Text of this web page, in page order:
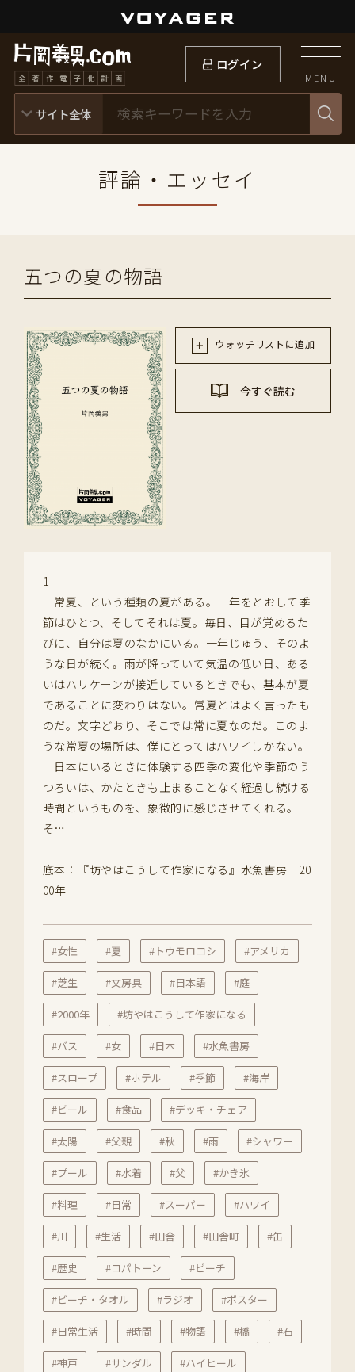
ログイン
MENU
評論・エッセイ
五つの夏の物語
ウォッチリストに追加
今すぐ読む
1
常夏、という種類の夏がある。一年をとおして季
節はひとつ、そしてそれは夏。毎日、目が覚めるた
びに、自分は夏のなかにいる。一年じゅう、そのよ
うな日が続く。雨が降っていて気温の低い日、ある
いはハリケーンが接近しているときでも、基本が夏
であることに変わりはない。常夏とはよく言ったも
のだ。文字どおり、そこでは常に夏なのだ。このよ
うな常夏の場所は、僕にとってはハワイしかない。
日本にいるときに体験する四季の変化や季節のう
つろいは、かたときも止まることなく経過し続ける
時間というものを、象徴的に感じさせてくれる。
そ…
底本：『坊やはこうして作家になる』水魚書房 20
00年
#女性 #夏 #トウモロコシ #アメリカ
#芝生 #文房具 #日本語 #庭
#2000年 #坊やはこうして作家になる
#バス #女 #日本 #水魚書房
#スロープ #ホテル #季節 #海岸
#ビール #食品 #デッキ・チェア
#太陽 #父親 #秋 #雨 #シャワー
#プール #水着 #父 #かき氷
#料理 #日常 #スーパー #ハワイ
#川 #生活 #田舎 #田舎町 #缶
#歴史 #コパトーン #ビーチ
#ビーチ・タオル #ラジオ #ポスター
#日常生活 #時間 #物語 #橋 #石
#神戸 #サンダル #ハイヒール